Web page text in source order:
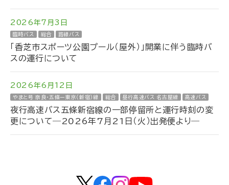
2026年7月3日
臨時バス 総合 路線バス
「香芝市スポーツ公園プール（屋外）」開業に伴う臨時バ
スの運行について
2026年6月12日
やまと号 奈良・五條ー東京（新宿）線 総合 昼行高速バス 名古屋線 高速バス
夜行高速バス五條新宿線の一部停留所と運行時刻の変
更について―2026年7月21日（火）出発便より―